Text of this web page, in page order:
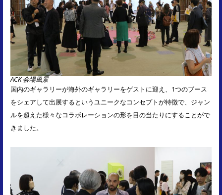
ACK 会場風景
国内のギャラリーが海外のギャラリーをゲストに迎え、1つのブース
をシェアして出展するというユニークなコンセプトが特徴で、ジャン
ルを超えた様々なコラボレーションの形を目の当たりにすることがで
きました。